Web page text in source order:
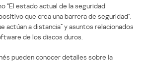
“El estado actual de la seguridad
que crea una barrera de seguridad”,
actúan a distancia” y asuntos relacionados
de los discos duros.
pueden conocer detalles sobre la